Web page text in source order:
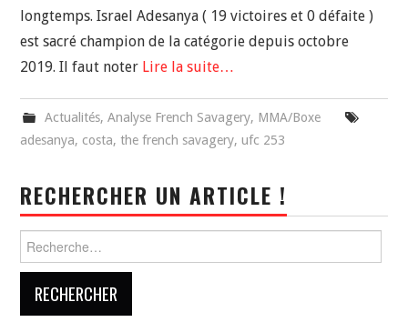
longtemps. Israel Adesanya ( 19 victoires et 0 défaite )
est sacré champion de la catégorie depuis octobre
2019. Il faut noter Lire la suite…
Actualités, Analyse French Savagery, MMA/Boxe
adesanya, costa, the french savagery,ufc 253
RECHERCHER UN ARTICLE !